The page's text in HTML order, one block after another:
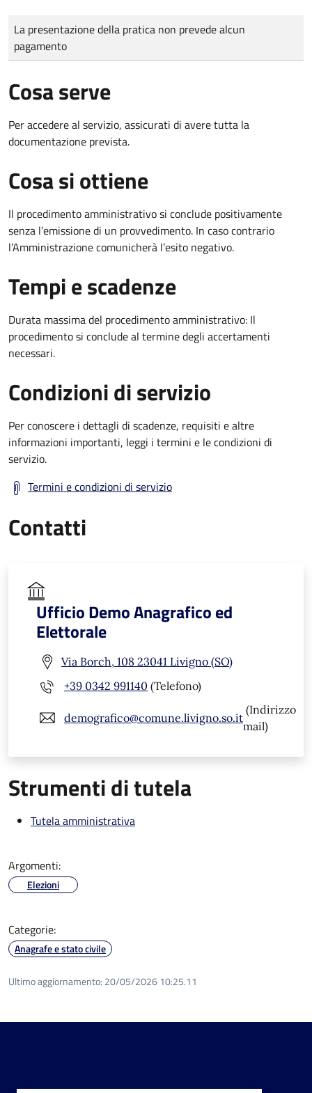
Tipo di pagamento
Importo
La presentazione della pratica non prevede alcun
pagamento
Cosa serve
Per accedere al servizio, assicurati di avere tutta la
documentazione prevista.
Cosa si ottiene
Il procedimento amministrativo si conclude positivamente
senza l’emissione di un provvedimento. In caso contrario
l’Amministrazione comunicherà l’esito negativo.
Tempi e scadenze
Durata massima del procedimento amministrativo: Il
procedimento si conclude al termine degli accertamenti
necessari.
Condizioni di servizio
Per conoscere i dettagli di scadenze, requisiti e altre
informazioni importanti, leggi i termini e le condizioni di
servizio.
Termini e condizioni di servizio
Contatti
Ufficio Demo Anagrafico ed
Elettorale
Via Borch, 108 23041 Livigno (SO)
+39 0342 991140 (Telefono)
demografico@comune.livigno.so.it
(Indirizzo
mail)
Strumenti di tutela
Tutela amministrativa
Argomenti:
Elezioni
Categorie:
Anagrafe e stato civile
Ultimo aggiornamento: 20/05/2026 10:25.11